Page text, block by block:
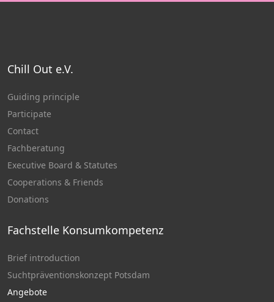
Chill Out e.V.
Guiding principle
Participate
Contact
Fachberatung
Executive Board & Statutes
Cooperations & Friends
Donations
Fachstelle Konsumkompetenz
Brief introduction
Suchtpräventionskonzept Potsdam
Angebote